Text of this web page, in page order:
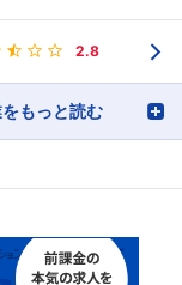
2.8
もっと読む